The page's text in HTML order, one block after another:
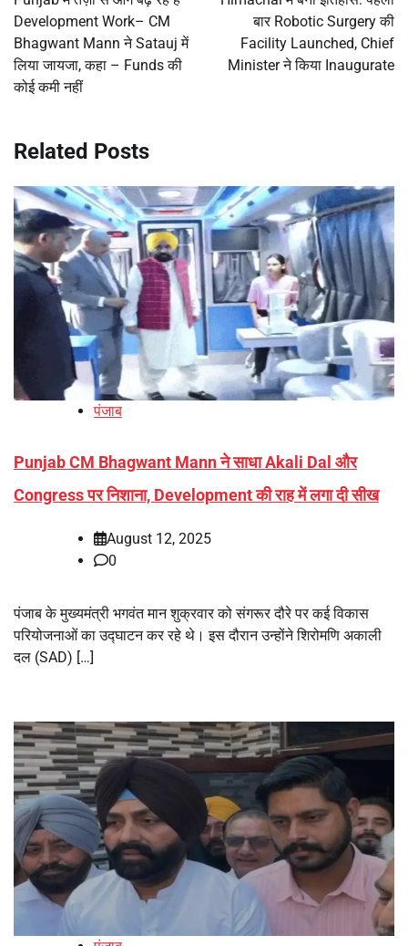
Development Work– CM
Bhagwant Mann ने Satauj में
लिया जायजा, कहा – Funds की
कोई कमी नहीं
बार Robotic Surgery की
Facility Launched, Chief
Minister ने किया Inaugurate
Related Posts
पंजाब
Punjab CM Bhagwant Mann ने साधा Akali Dal और
Congress पर निशाना, Development की राह में लगा दी सीख
August 12, 2025
0
पंजाब के मुख्यमंत्री भगवंत मान शुक्रवार को संगरूर दौरे पर कई विकास
परियोजनाओं का उद्घाटन कर रहे थे। इस दौरान उन्होंने शिरोमणि अकाली
दल (SAD) […]